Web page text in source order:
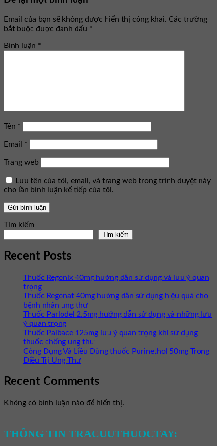
Email của bạn sẽ không được hiển thị công khai. Các trường
bắt buộc được đánh dấu *
Bình luận *
Tên *
Email *
Trang web
Lưu tên của tôi, email, và trang web trong trình duyệt này
cho lần bình luận kế tiếp của tôi.
Tìm kiếm
Tìm kiếm
Recent Posts
Thuốc Regonix 40mg hướng dẫn sử dụng và lưu ý quan
trọng
Thuốc Regonat 40mg hướng dẫn sử dụng hiệu quả cho
bệnh nhân ung thư
Thuốc Parlodel 2.5mg hướng dẫn sử dụng và những lưu
ý quan trọng
Thuốc Palbace 125mg lưu ý quan trọng khi sử dụng
thuốc chống ung thư
Công Dụng Và Liều Dùng thuốc Purinethol 50mg Trong
Điều Trị Ung Thư
Recent Comments
Không có bình luận nào để hiển thị.
THÔNG TIN TRACUUTHUOCTAY: